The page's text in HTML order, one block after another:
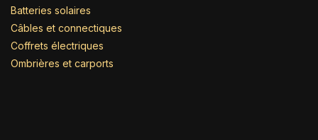
Batteries solaires
Câbles et connectiques
Coffrets électriques
Ombrières et carports